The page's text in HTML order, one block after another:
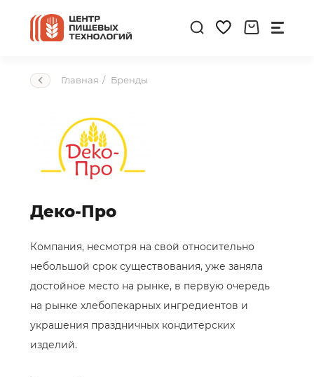
Главная Бренды
Деко-Про
Компания, несмотря на свой относительно
небольшой срок существования, уже заняла
достойное место на рынке, в первую очередь
на рынке хлебопекарных ингредиентов и
украшения праздничных кондитерских
изделий.